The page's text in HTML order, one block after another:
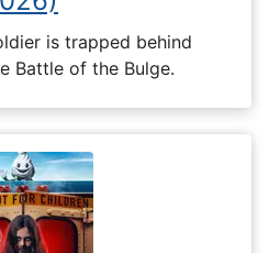
is trapped behind
Battle of the Bulge.